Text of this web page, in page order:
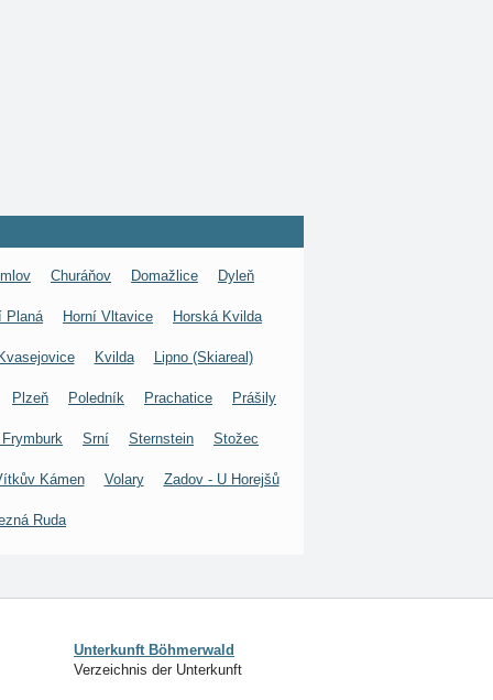
Churáňov Domažlice Dyleň
Planá Horní Vltavice Horská Kvilda
Kvasejovice Kvilda Lipno (Skiareal)
Plzeň Poledník Prachatice Prášily
Srní Sternstein Stožec
Kámen Volary Zadov - U Horejšů
Ruda
Unterkunft Böhmerwald
Verzeichnis der Unterkunft